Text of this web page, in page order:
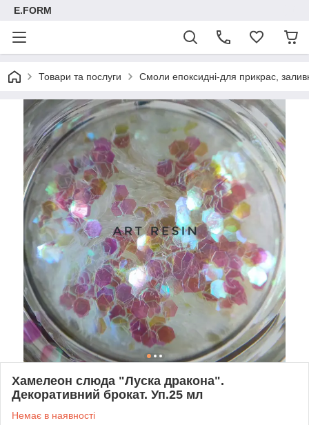
E.FORM
Товари та послуги Смоли епоксидні-для прикрас,
Хамелеон слюда "Луска дракона".
Декоративний брокат. Уп.25 мл
Немає в наявності